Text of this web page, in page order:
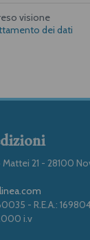
visione
dei dati
21 - 28100
- R.E.A.:
i.v